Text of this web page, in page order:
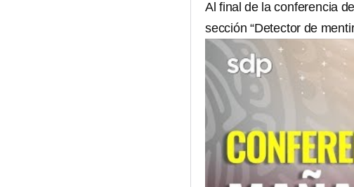
Al final de la conferencia
sección “Detector de